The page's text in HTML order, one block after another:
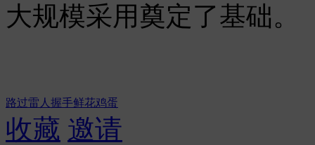
大规模采用奠定了基础。
路过雷人 握手鲜花鸡蛋
收藏 邀请